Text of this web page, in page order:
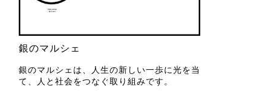
銀のマルシェ
銀のマルシェは、人生の新しい一歩に光を当
て、人と社会をつなぐ取り組みです。